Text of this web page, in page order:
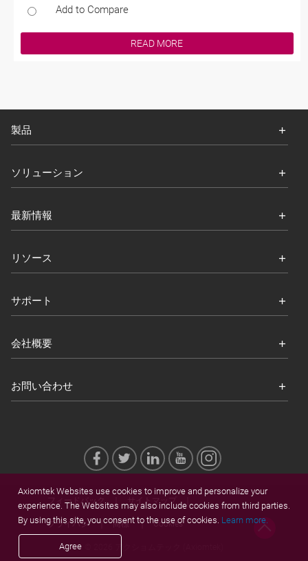
Add to Compare
READ MORE
製品
ソリューション
最新情報
リソース
サポート
会社概要
お問い合わせ
フィードバック サイトマップ
プライバシ 商標 Cookies
Axiomtek Websites use cookies to improve and personalize your
experience. The Websites may also include cookies from third parties.
By using this site, you consent to the use of cookies. Learn more.
Agree